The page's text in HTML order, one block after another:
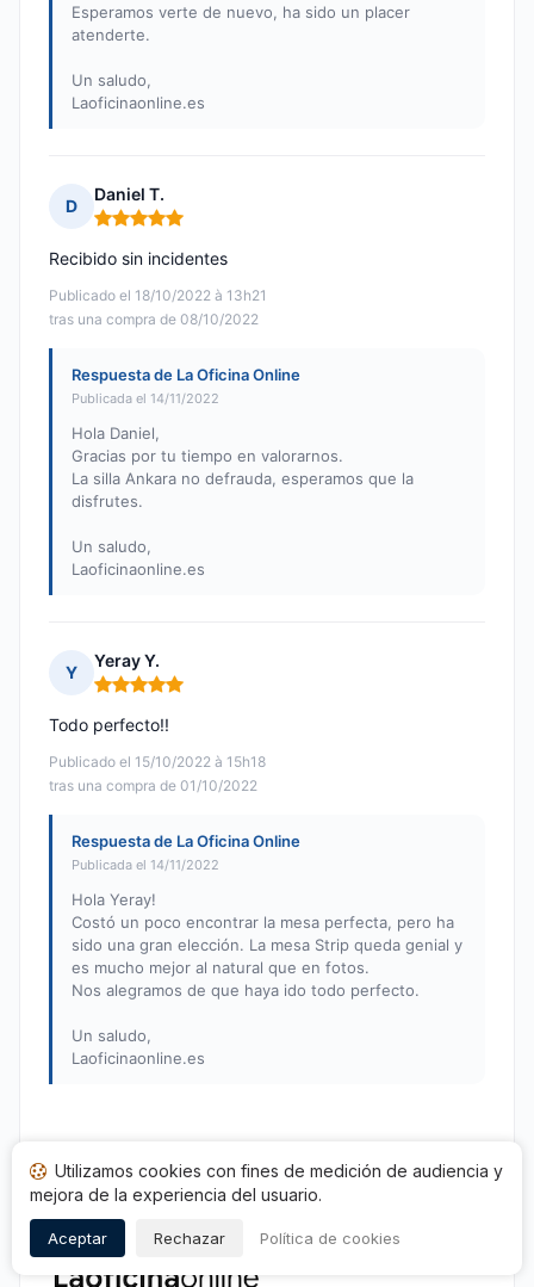
Esperamos verte de nuevo, ha sido un placer
atenderte.
Un saludo,
Laoficinaonline.es
D
Daniel T.
Nota: 5 de 5
Publicado el 18/10/2022 à 13h21
tras una compra de 08/10/2022
Recibido sin incidentes
Respuesta de La Oficina Online
Publicada el 14/11/2022
Hola Daniel,
Gracias por tu tiempo en valorarnos.
La silla Ankara no defrauda, esperamos que la
disfrutes.
Un saludo,
Laoficinaonline.es
Y
Yeray Y.
Nota: 5 de 5
Publicado el 15/10/2022 à 15h18
tras una compra de 01/10/2022
Todo perfecto!!
Respuesta de La Oficina Online
Publicada el 14/11/2022
Hola Yeray!
Costó un poco encontrar la mesa perfecta, pero ha
sido una gran elección. La mesa Strip queda genial y
es mucho mejor al natural que en fotos.
Nos alegramos de que haya ido todo perfecto.
Un saludo,
Laoficinaonline.es
1 2 3 4
Utilizamos cookies con fines de medición de audiencia y
mejora de la experiencia del usuario.
Aceptar Rechazar Política de cookies